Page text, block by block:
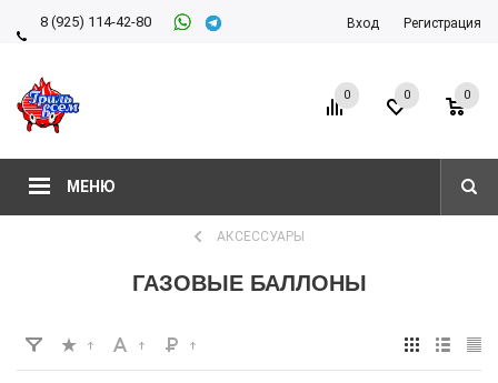
8 (925) 114-42-80
Вход Регистрация
МЕНЮ
0 0
0
АКСЕССУАРЫ
ГАЗОВЫЕ БАЛЛОНЫ